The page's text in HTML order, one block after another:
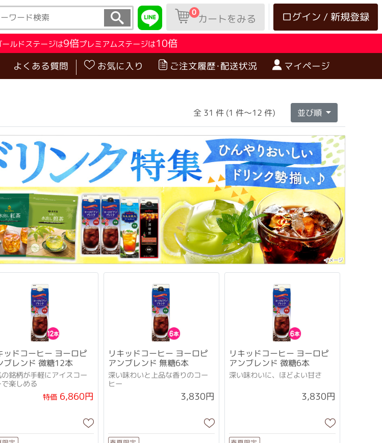
ログイン / 新規登録
0カートをみる
ールドステージは9倍プレミアムステージは10倍
よくある質問 お気に入り ご注文履歴･配送状況 マイページ
全 31 件 (1 件～12 件) 並び順
ッドコーヒー ヨーロピ
ブレンド 微糖12本
の銘柄が手軽にアイスコー
で楽しめる
特価 6,860円
リキッドコーヒー ヨーロピ
アンブレンド 無糖6本
深い味わいと上品な香りのコー
ヒー
3,830円
リキッドコーヒー ヨーロピ
アンブレンド 微糖6本
深い味わいに、ほどよい甘さ
3,830円